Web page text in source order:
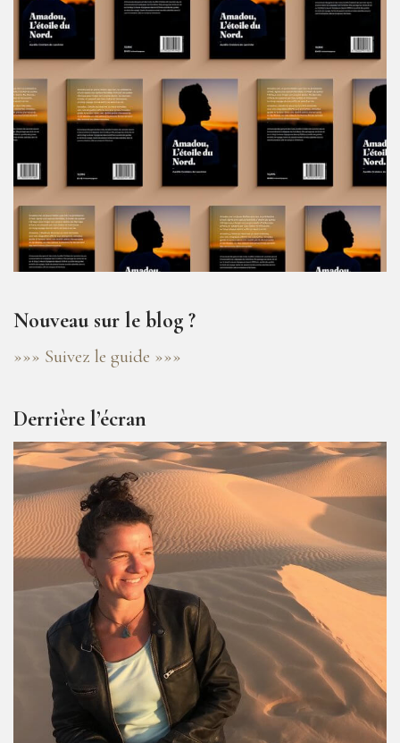
Nouveau sur le blog ?
»»» Suivez le guide »»»
Derrière l’écran